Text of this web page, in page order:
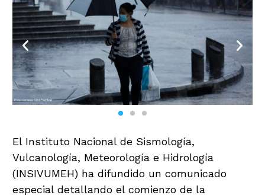
El Instituto Nacional de Sismología,
Vulcanología, Meteorología e Hidrología
(INSIVUMEH) ha difundido un comunicado
especial detallando el comienzo de la